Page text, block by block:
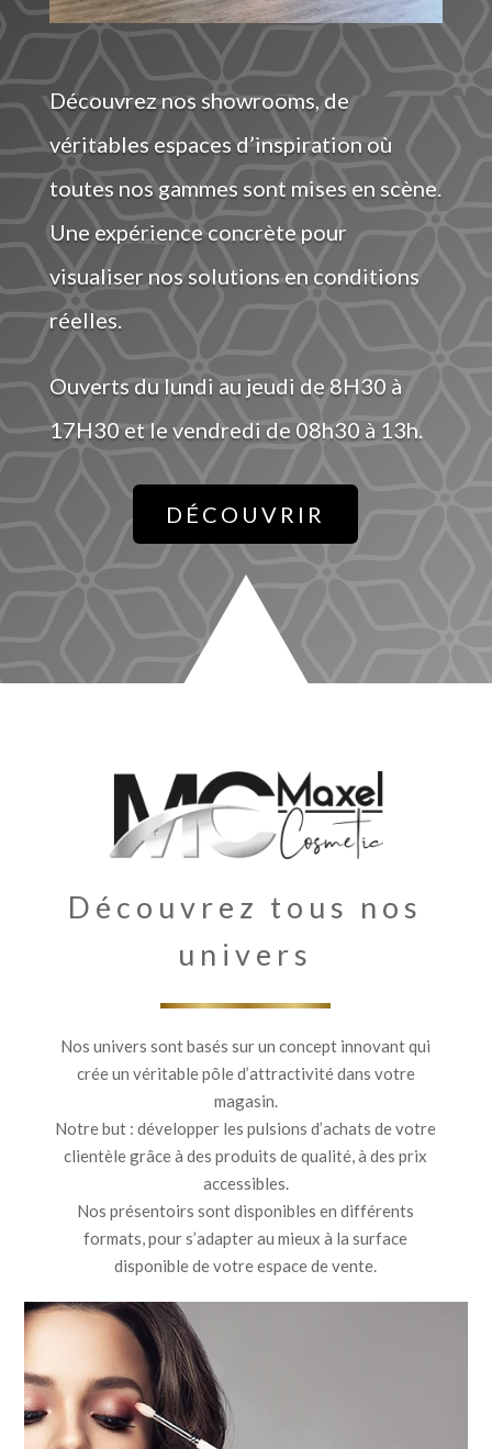
Découvrez nos showrooms, de
véritables espaces d’inspiration où
toutes nos gammes sont mises en scène.
Une expérience concrète pour
visualiser nos solutions en conditions
réelles.
Ouverts du lundi au jeudi de 8H30 à
17H30 et le vendredi de 08h30 à 13h.
DÉCOUVRIR
Découvrez tous nos
univers
Nos univers sont basés sur un concept innovant qui
crée un véritable pôle d’attractivité dans votre
magasin.
Notre but : développer les pulsions d’achats de votre
clientèle grâce à des produits de qualité, à des prix
accessibles.
Nos présentoirs sont disponibles en différents
formats, pour s’adapter au mieux à la surface
disponible de votre espace de vente.